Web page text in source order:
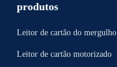
produtos
Leitor de cartão do mergulho
Leitor de cartão motorizado